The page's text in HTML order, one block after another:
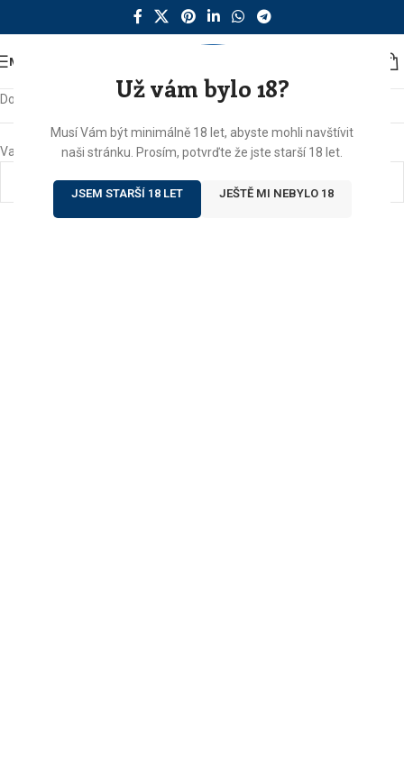
Už vám bylo 18?
Musí Vám být minimálně 18 let, abyste mohli navštívit
naši stránku. Prosím, potvrďte že jste starší 18 let.
JSEM STARŠÍ 18 LET JEŠTĚ MI NEBYLO 18
MENU
Domů Produkty se štítkem „prezident“
Vašemu výběru neodpovídají žádné produkty.